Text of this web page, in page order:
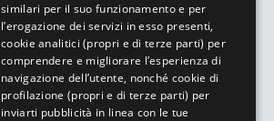
similari per il suo funzionamento e per
l’erogazione dei servizi in esso presenti,
cookie analitici (propri e di terze parti) per
comprendere e migliorare l’esperienza di
navigazione dell’utente, nonché cookie di
profilazione (propri e di terze parti) per
inviarti pubblicità in linea con le tue